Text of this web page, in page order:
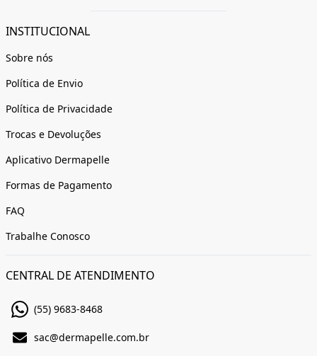
INSTITUCIONAL
Sobre nós
Política de Envio
Política de Privacidade
Trocas e Devoluções
Aplicativo Dermapelle
Formas de Pagamento
FAQ
Trabalhe Conosco
CENTRAL DE ATENDIMENTO
(55) 9683-8468
sac@dermapelle.com.br